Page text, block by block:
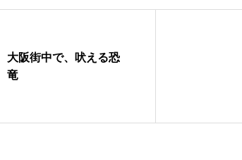
大阪街中で、吠える恐
竜